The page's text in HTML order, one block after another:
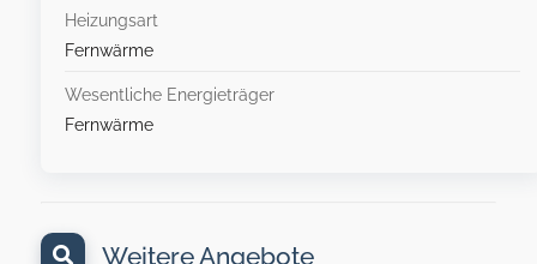
Heizungsart
Fernwärme
Wesentliche Energieträger
Fernwärme
Weitere Angebote